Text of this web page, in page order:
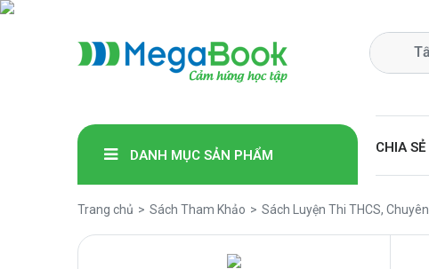
DANH MỤC SẢN PHẨM CHIA SẺ
Trang chủ Sách Tham Khảo Sách Luyện Thi THCS, Chuyên